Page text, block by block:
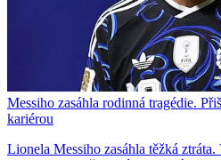
Messiho zasáhla rodinná tragédie.
kariérou
Lionela Messiho zasáhla těžká